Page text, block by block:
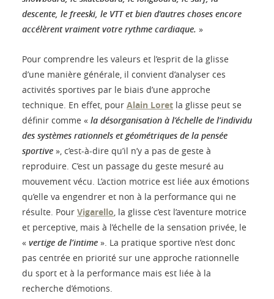
descente, le freeski, le VTT et bien d’autres choses encore
accélèrent vraiment votre rythme cardiaque. »
Pour comprendre les valeurs et l’esprit de la glisse
d’une manière générale, il convient d’analyser ces
activités sportives par le biais d’une approche
technique. En effet, pour Alain Loret la glisse peut se
définir comme « la désorganisation à l’échelle de l’individu
des systèmes rationnels et géométriques de la pensée
sportive », c’est-à-dire qu’il n’y a pas de geste à
reproduire. C’est un passage du geste mesuré au
mouvement vécu. L’action motrice est liée aux émotions
qu’elle va engendrer et non à la performance qui ne
résulte. Pour Vigarello, la glisse c’est l’aventure motrice
et perceptive, mais à l’échelle de la sensation privée, le
« vertige de l’intime ». La pratique sportive n’est donc
pas centrée en priorité sur une approche rationnelle
du sport et à la performance mais est liée à la
recherche d’émotions.